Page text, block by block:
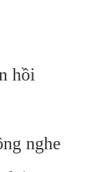
hồi
nghe